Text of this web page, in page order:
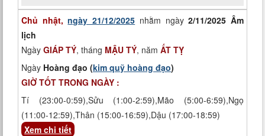
Chủ nhật,ngày 21/12/2025 nhằm ngày2/11/2025 Âm
lịch
Ngày GIÁP TÝ, tháng MẬU TÝ, năm ẤT TỴ
Ngày Hoàng đạo (kim quỹ hoàng đạo)
GIỜ TỐT TRONG NGÀY :
Tí (23:00-0:59),Sửu (1:00-2:59),Mão (5:00-6:59),Ngọ
(11:00-12:59),Thân (15:00-16:59),Dậu (17:00-18:59)
Xem chi tiết